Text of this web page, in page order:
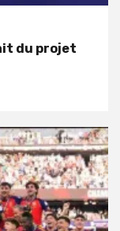
du projet